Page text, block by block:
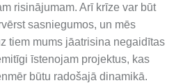
risinājumam. Arī krīze var būt
sasniegumos, un mēs
tiem mums jāatrisina negaidītas
īstenojam projektus, kas
būtu radošajā dinamikā.